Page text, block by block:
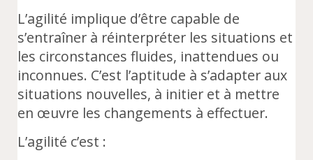
L’agilité implique d’être capable de
s’entraîner à réinterpréter les situations et
les circonstances fluides, inattendues ou
inconnues. C’est l’aptitude à s’adapter aux
situations nouvelles, à initier et à mettre
en œuvre les changements à effectuer.
L’agilité c’est :